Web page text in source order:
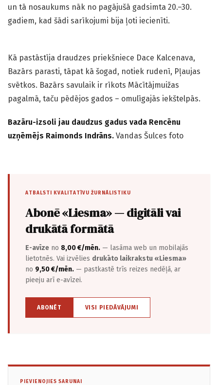
un tā nosaukums nāk no pagājušā gadsimta 20.–30.
gadiem, kad šādi sarīkojumi bija ļoti iecienīti.
Kā pastāstīja draudzes priekšniece Dace Kalcenava,
Bazārs parasti, tāpat kā šogad, notiek rudenī, Pļaujas
svētkos. Bazārs savulaik ir rīkots Mācītājmuižas
pagalmā, taču pēdējos gados – omulīgajās iekštelpās.
Bazāru-izsoli jau daudzus gadus vada Rencēnu
uzņēmējs Raimonds Indrāns. Vandas Šulces foto
ATBALSTI KVALITATĪVU ŽURNĀLISTIKU
Abonē «Liesma» — digitāli vai
drukātā formātā
E-avīze no 8,00 €/mēn. — lasāma web un mobilajās
lietotnēs. Vai izvēlies drukāto laikrakstu «Liesma»
no 9,50 €/mēn. — pastkastē trīs reizes nedēļā, ar
pieeju arī e-avīzei.
ABONĒT VISI PIEDĀVĀJUMI
PIEVIENOJIES SARUNAI